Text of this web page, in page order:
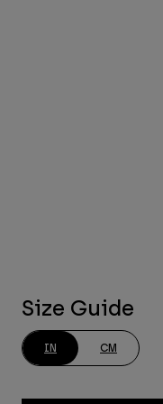
Size Guide
IN CM